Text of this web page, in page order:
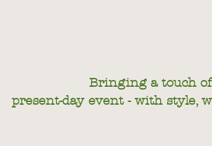
Bringing a touch
present-day event - with style,